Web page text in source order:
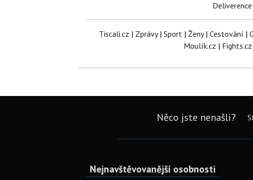
Deliverence
Tiscali.cz | Zprávy| Sport| Ženy| Cestování |
Moulík.cz | Fights.cz
Něco jste nenašli?
Nejnavštěvovanější osobnosti